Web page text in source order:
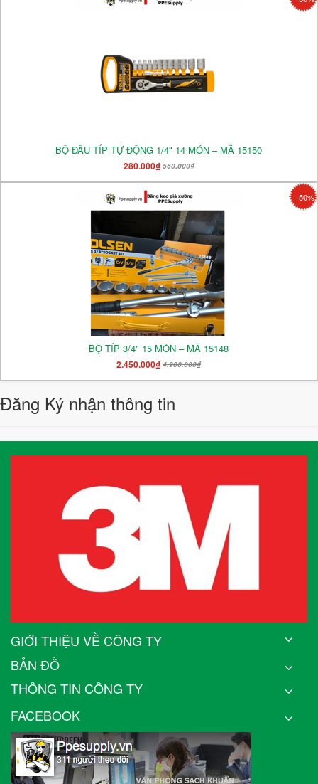
BỘ ĐẦU TÍP TỰ ĐỘNG 1/4" 14 MÓN – MÃ 15150
280.000₫560.000₫
-50%
BỘ TÍP 3/4" 15 MÓN – MÃ 15148
2.450.000₫ 4.900.000₫
Đăng Ký nhận thông tin
GIỚI THIỆU VỀ CÔNG TY
BẢN ĐỒ
THÔNG TIN CÔNG TY
FACEBOOK